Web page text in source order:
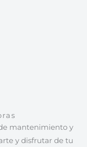
mantenimiento y
y disfrutar de tu